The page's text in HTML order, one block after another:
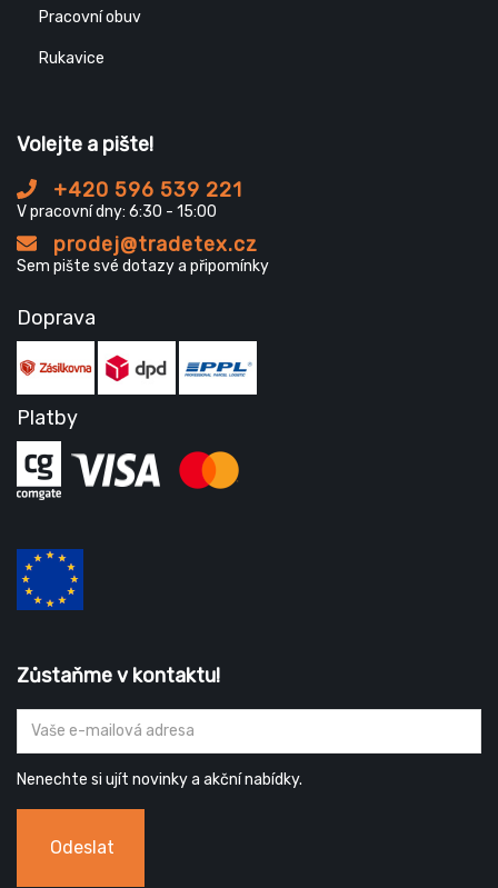
Pracovní obuv
Rukavice
Volejte a pište!
+420 596 539 221
V pracovní dny: 6:30 - 15:00
prodej@tradetex.cz
Sem pište své dotazy a připomínky
Doprava
Platby
Zůstaňme v kontaktu!
Nenechte si ujít novinky a akční nabídky.
Odeslat